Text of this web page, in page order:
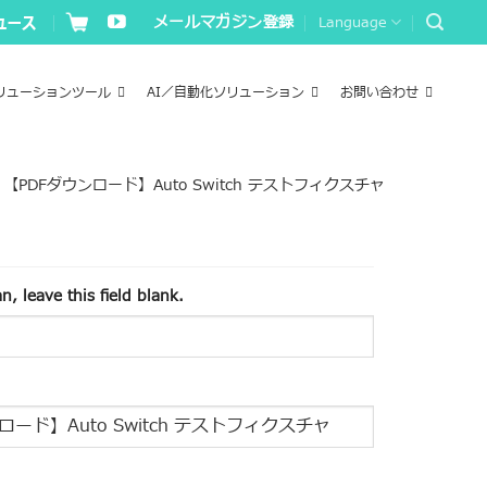
メールマガジン登録 Language
ューションツール AI／自動化ソリューション お問い合わせ
【PDFダウンロード】Auto Switch テストフィクスチャ
leave this field blank.